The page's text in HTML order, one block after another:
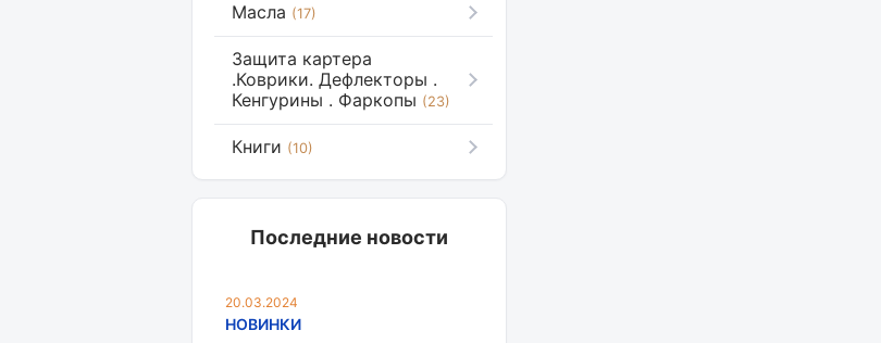
Масла (17)
Защита картера
.Коврики. Дефлекторы .
Кенгурины . Фаркопы (23)
Книги (10)
Последние новости
20.03.2024
НОВИНКИ